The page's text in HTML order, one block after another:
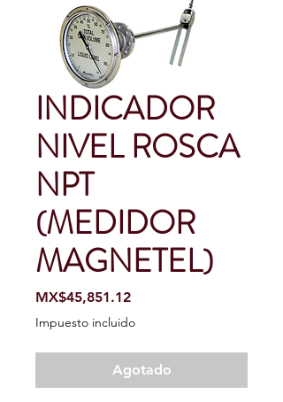
INDICADOR
NIVEL ROSCA
NPT
(MEDIDOR
MAGNETEL)
MX$45,851.12Precio
Impuesto incluido
Agotado